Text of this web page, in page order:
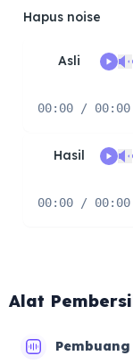
Hapus noise
Asli
00:00 / 00:00
Hasil
00:00 / 00:00
Alat